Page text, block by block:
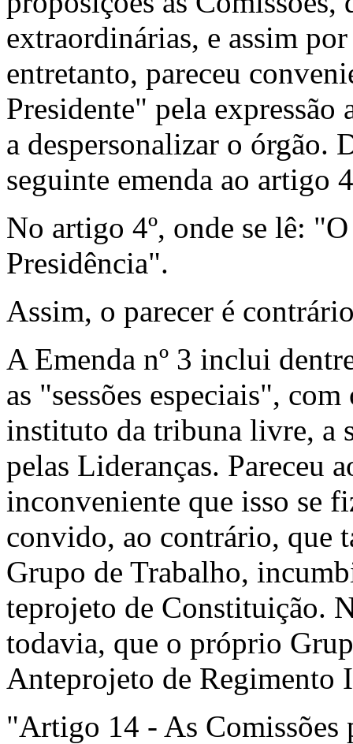
extraordinárias, e assim
entre­tanto, pareceu
Presidente" pela expressão
a despersonalizar o órgão.
seguinte emenda ao artigo
No artigo 4º, onde se lê:
Presidência".
Assim, o parecer é
A Emenda nº 3 inclui
as "sessões especiais",
instituto da tribuna livre, a
pelas Lideranças. Pareceu
inconveniente que isso se
convido, ao contrário, que
Grupo de Trabalho,
teprojeto de Constituição.
todavia, que o próprio
Anteprojeto de Regimento
"Artigo 14 - As Comissões